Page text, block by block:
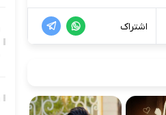
اشتراک